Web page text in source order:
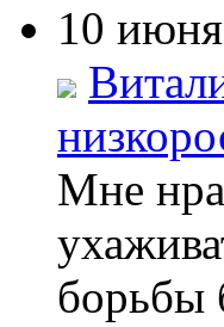
10
Мне
борьбы